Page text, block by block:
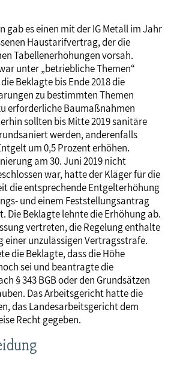
gab es einen mit der IG Metall im Jahr
Haustarifvertrag, der die
Tabellenerhöhungen vorsah.
unter „betriebliche Themen“
Beklagte bis Ende 2018 die
zu bestimmten Themen
erforderliche Baumaßnahmen
sollten bis Mitte 2019 sanitäre
werden, anderenfalls
um 0,5 Prozent erhöhen.
am 30. Juni 2019 nicht
war, hatte der Kläger für die
die entsprechende Entgelterhöhung
und einem Feststellungsantrag
Die Beklagte lehnte die Erhöhung ab.
vertreten, die Regelung enthalte
einer unzulässigen Vertragsstrafe.
die Beklagte, dass die Höhe
sei und beantragte die
§ 343 BGB oder den Grundsätzen
Das Arbeitsgericht hatte die
das Landesarbeitsgericht dem
Recht gegeben.